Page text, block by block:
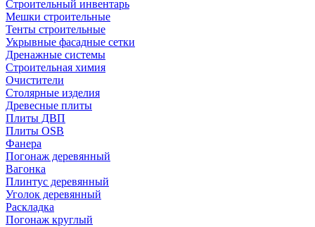
Строительный инвентарь
Мешки строительные
Тенты строительные
Укрывные фасадные сетки
Дренажные системы
Строительная химия
Очистители
Столярные изделия
Древесные плиты
Плиты ДВП
Плиты OSB
Фанера
Погонаж деревянный
Вагонка
Плинтус деревянный
Уголок деревянный
Раскладка
Погонаж круглый